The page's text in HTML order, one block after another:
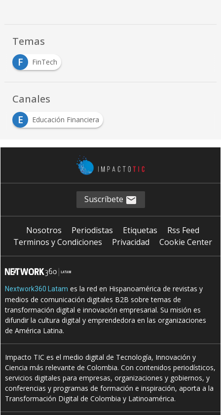
Temas
F
FinTech
Canales
E
Educación Financiera
Suscríbete
Nosotros Periodistas Etiquetas
Rss Feed
Terminos y Condiciones
Privacidad Cookie Center
Nextwork360 Latam es la red en Hispanoamérica de revistas y
medios de comunicación digitales B2B sobre temas de
transformación digital e innovación empresarial. Su misión es
difundir la cultura digital y emprendedora en las organizaciones
de América Latina.
Impacto TIC es el medio digital de Tecnología, Innovación y
Ciencia más relevante de Colombia. Con contenidos periodísticos,
servicios digitales para empresas, organizaciones y gobiernos, y
conferencias y programas de formación e inspiración, aporta a la
Transformación Digital de Colombia y Latinoamérica.